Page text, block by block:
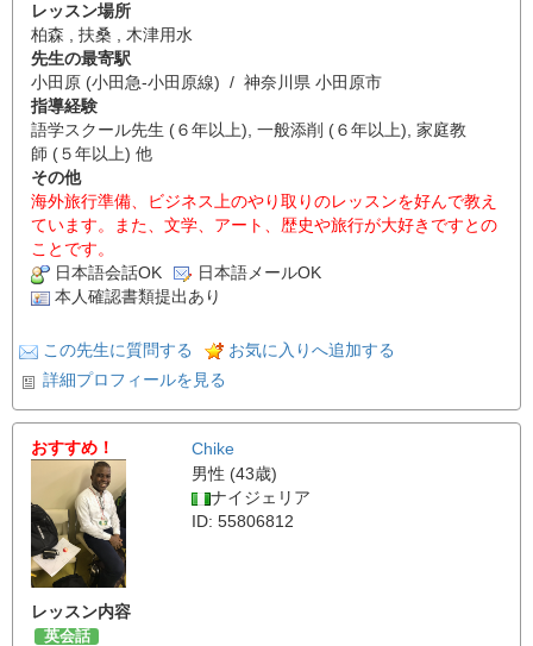
レッスン場所
柏森 , 扶桑 , 木津用水
先生の最寄駅
小田原 (小田急-小田原線) / 神奈川県 小田原市
指導経験
語学スクール先生 (６年以上), 一般添削 (６年以上), 家庭教
師 (５年以上) 他
その他
海外旅行準備、ビジネス上のやり取りのレッスンを好んで教え
ています。また、文学、アート、歴史や旅行が大好きですとの
ことです。
日本語会話OK
日本語メールOK
本人確認書類提出あり
この先生に質問する
お気に入りへ追加する
詳細プロフィールを見る
おすすめ！
Chike
男性 (43歳)
ナイジェリア
ID: 55806812
レッスン内容
英会話